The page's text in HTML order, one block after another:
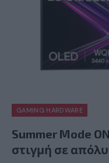
GAMING HARDWARE
Summer Mode
στιγμή σε